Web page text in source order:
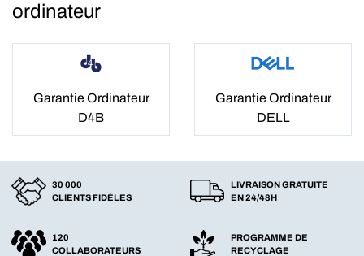
ordinateur
Garantie Ordinateur
D4B
Garantie Ordinateur
DELL
30 000
CLIENTS FIDÈLES
LIVRAISON GRATUITE
EN 24/48H
120
COLLABORATEURS
PROGRAMME DE
RECYCLAGE